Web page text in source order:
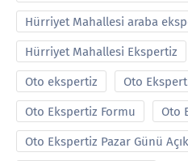
Hürriyet Mahallesi araba
Hürriyet Mahallesi Ekspertiz
Oto ekspertiz Oto
Oto Ekspertiz Formu Oto
Oto Ekspertiz Pazar Günü Açık